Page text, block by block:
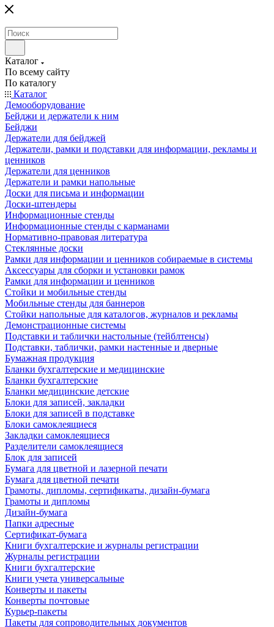
Каталог
По всему сайту
По каталогу
Каталог
Демооборудование
Бейджи и держатели к ним
Бейджи
Держатели для бейджей
Держатели, рамки и подставки для информации, рекламы и
ценников
Держатели для ценников
Держатели и рамки напольные
Доски для письма и информации
Доски-штендеры
Информационные стенды
Информационные стенды с карманами
Нормативно-правовая литература
Стеклянные доски
Рамки для информации и ценников собираемые в системы
Аксессуары для сборки и установки рамок
Рамки для информации и ценников
Стойки и мобильные стенды
Мобильные стенды для баннеров
Стойки напольные для каталогов, журналов и рекламы
Демонстрационные системы
Подставки и таблички настольные (тейблтенсы)
Подставки, таблички, рамки настенные и дверные
Бумажная продукция
Бланки бухгалтерские и медицинские
Бланки бухгалтерские
Бланки медицинские детские
Блоки для записей, закладки
Блоки для записей в подставке
Блоки самоклеящиеся
Закладки самоклеящиеся
Разделители самоклеящиеся
Блок для записей
Бумага для цветной и лазерной печати
Бумага для цветной печати
Грамоты, дипломы, сертификаты, дизайн-бумага
Грамоты и дипломы
Дизайн-бумага
Папки адресные
Сертификат-бумага
Книги бухгалтерские и журналы регистрации
Журналы регистрации
Книги бухгалтерские
Книги учета универсальные
Конверты и пакеты
Конверты почтовые
Курьер-пакеты
Пакеты для сопроводительных документов